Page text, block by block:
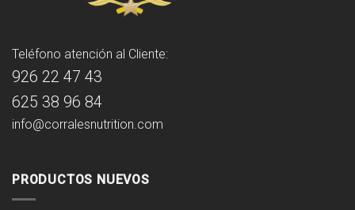
Teléfono atención al Cliente:
926 22 47 43
625 38 96 84
info@corralesnutrition.com
PRODUCTOS NUEVOS